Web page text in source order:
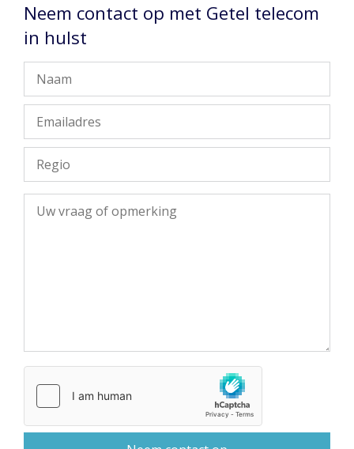
Neem contact op met Getel telecom
in hulst